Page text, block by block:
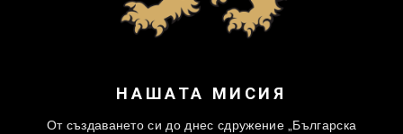
НАШАТА МИСИЯ
От създаването си до днес сдружение „Българска